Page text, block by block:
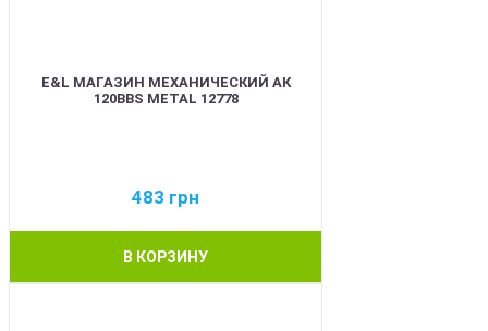
E&L МАГАЗИН МЕХАНИЧЕСКИЙ АК
120BBS METAL 12778
483 грн
В КОРЗИНУ